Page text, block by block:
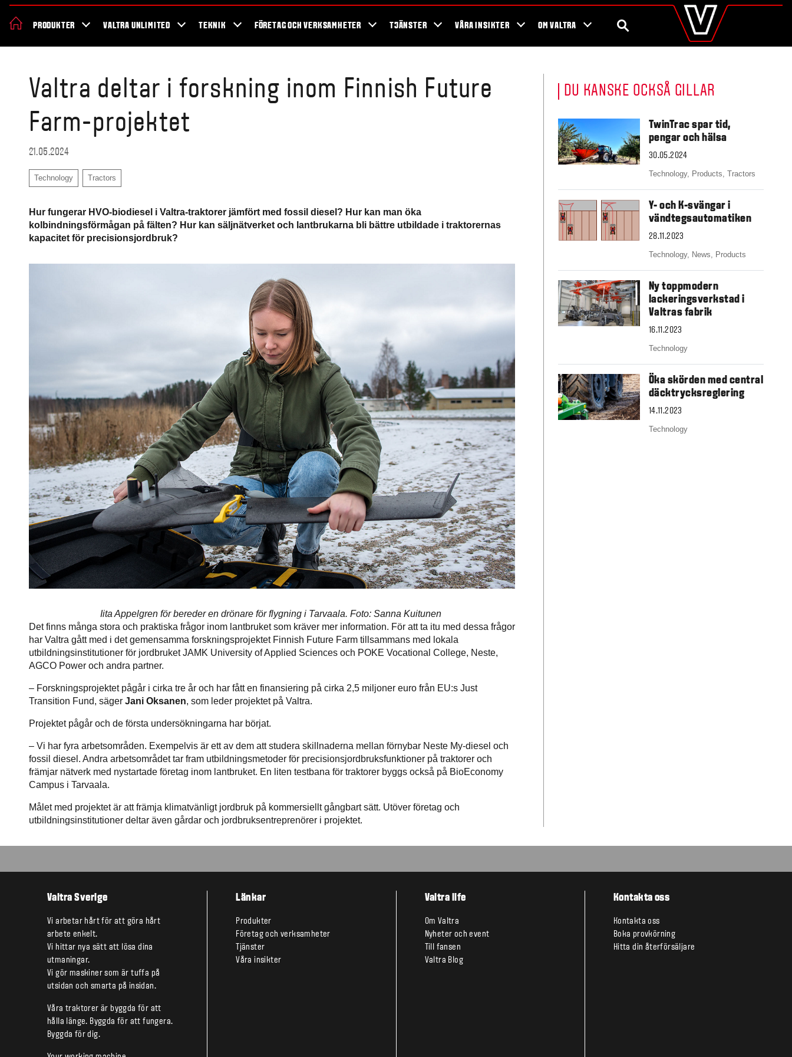
valtra.se
Czech Republic
Denmark
Finland
France
Germany
Hungary
Italy
Lithuania
The Netherlands
Poland
Portugal
Sweden
United Kingdom
Eastern Europe
Україна
South America
Brazil
Middle East
United Arab Emirates
Africa
English
PRODUKTER VALTRA UNLIMITED TEKNIK FÖRETAG OCH VERKSAMHETER TJÄNSTER VÅRA INSIKTER OM VALTRA SEARCH
Valtra deltar i forskning inom Finnish Future
Farm-projektet
21.05.2024
Technology Tractors
Hur fungerar HVO-biodiesel i Valtra-traktorer jämfört med fossil diesel? Hur kan man öka
kolbindningsförmågan på fälten? Hur kan säljnätverket och lantbrukarna bli bättre utbildade i traktorernas
kapacitet för precisionsjordbruk?
Iita Appelgren för­ bereder en drönare för flygning i Tarvaala. Foto: Sanna Kuitunen
Det finns många stora och praktiska frågor inom lantbruket som kräver mer information. För att ta itu med dessa frågor
har Valtra gått med i det gemensamma forskningsprojektet Finnish Future Farm tillsammans med lokala
utbildningsinstitutioner för jordbruket JAMK University of Applied Sciences och POKE Vocational College, Neste,
AGCO Power och andra partner.
– Forskningsprojektet pågår i cirka tre år och har fått en finansiering på cirka 2,5 miljoner euro från EU:s Just
Transition Fund, säger Jani Oksanen, som leder projektet på Valtra.
Projektet pågår och de första undersökningarna har börjat.
– Vi har fyra arbetsområden. Exempelvis är ett av dem att studera skillnaderna mellan förnybar Neste My-diesel och
fossil diesel. Andra arbetsområdet tar fram utbildningsmetoder för precisionsjordbruksfunktioner på traktorer och
främjar nätverk med nystartade företag inom lantbruket. En liten testbana för traktorer byggs också på BioEconomy
Campus i Tarvaala.
Målet med projektet är att främja klimatvänligt jordbruk på kommersiellt gångbart sätt. Utöver företag och
utbildningsinstitutioner deltar även gårdar och jordbruksentreprenörer i projektet.
DU KANSKE OCKSÅ GILLAR
TwinTrac spar tid,
pengar och hälsa
30.05.2024
Technology, Products, Tractors
Y- och K-svängar i
vändtegsautomatiken
28.11.2023
Technology, News, Products
Ny toppmodern
lackeringsverkstad i
Valtras fabrik
16.11.2023
Technology
Öka skörden med central
däcktrycksreglering
14.11.2023
Technology
Valtra Sverige
Vi arbetar hårt för att göra hårt
arbete enkelt.
Vi hittar nya sätt att lösa dina
utmaningar.
Vi gör maskiner som är tuffa på
utsidan och smarta på insidan.
Våra traktorer är byggda för att
hålla länge. Byggda för att fungera.
Byggda för dig.
Länkar
Produkter
Företag och verksamheter
Tjänster
Våra insikter
Valtra life
Om Valtra
Nyheter och event
Till fansen
Valtra Blog
Kontakta oss
Kontakta oss
Boka provkörning
Hitta din återförsäljare